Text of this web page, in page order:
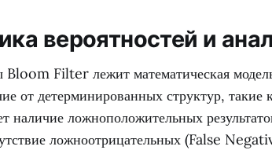
вероятностей и
Bloom Filter лежит математическая
от детерминированных структур, такие
наличие ложноположительных
ложноотрицательных (False